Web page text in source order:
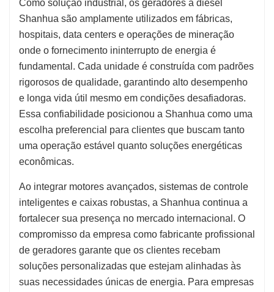
Como solução industrial, os geradores a diesel
Shanhua são amplamente utilizados em fábricas,
hospitais, data centers e operações de mineração
onde o fornecimento ininterrupto de energia é
fundamental. Cada unidade é construída com padrões
rigorosos de qualidade, garantindo alto desempenho
e longa vida útil mesmo em condições desafiadoras.
Essa confiabilidade posicionou a Shanhua como uma
escolha preferencial para clientes que buscam tanto
uma operação estável quanto soluções energéticas
econômicas.
Ao integrar motores avançados, sistemas de controle
inteligentes e caixas robustas, a Shanhua continua a
fortalecer sua presença no mercado internacional. O
compromisso da empresa como fabricante profissional
de geradores garante que os clientes recebam
soluções personalizadas que estejam alinhadas às
suas necessidades únicas de energia. Para empresas